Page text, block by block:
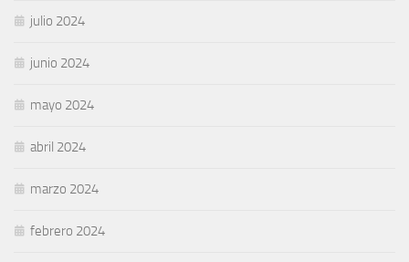
julio 2024
junio 2024
mayo 2024
abril 2024
marzo 2024
febrero 2024